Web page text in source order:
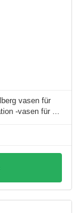
vasen für
-vasen für ...